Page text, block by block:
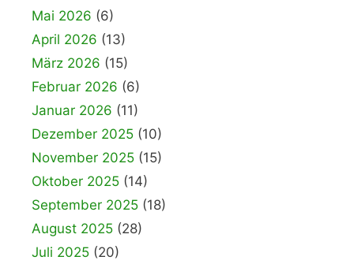
Mai 2026 (6)
April 2026 (13)
März 2026 (15)
Februar 2026 (6)
Januar 2026 (11)
Dezember 2025 (10)
November 2025 (15)
Oktober 2025 (14)
September 2025 (18)
August 2025 (28)
Juli 2025 (20)